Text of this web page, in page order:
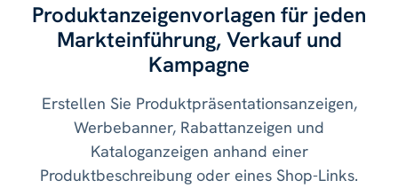
Produktanzeigenvorlagen für jeden
Markteinführung, Verkauf und
Kampagne
Erstellen Sie Produktpräsentationsanzeigen,
Werbebanner, Rabattanzeigen und
Kataloganzeigen anhand einer
Produktbeschreibung oder eines Shop-Links.